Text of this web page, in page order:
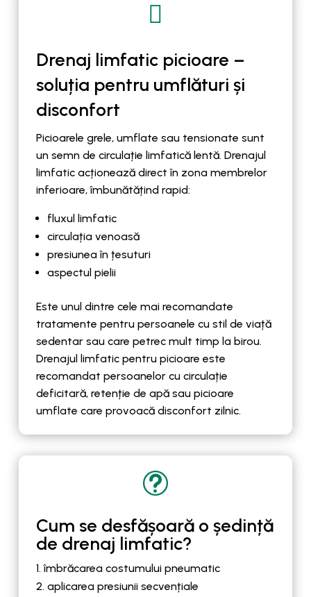

Drenaj limfatic picioare –
soluția pentru umflături și
disconfort
Picioarele grele, umflate sau tensionate sunt
un semn de circulație limfatică lentă. Drenajul
limfatic acționează direct în zona membrelor
inferioare, îmbunătățind rapid:
fluxul limfatic
circulația venoasă
presiunea în țesuturi
aspectul pielii
Este unul dintre cele mai recomandate
tratamente pentru persoanele cu stil de viață
sedentar sau care petrec mult timp la birou.
Drenajul limfatic pentru picioare este
recomandat persoanelor cu circulație
deficitară, retenție de apă sau picioare
umflate care provoacă disconfort zilnic.
t
Cum se desfășoară o ședință
de drenaj limfatic?
îmbrăcarea costumului pneumatic
aplicarea presiunii secvențiale